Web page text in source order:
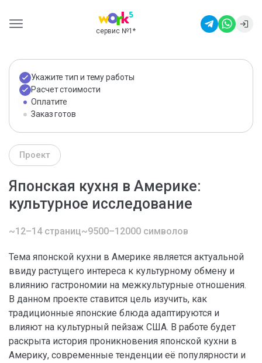
сервис №1 *
Укажите тип и тему работы
Расчет стоимости
Оплатите
Заказ готов
Проект
Японская кухня в Америке:
культурное исследование
~12–14 страниц~9500–12000 символов
Тема японской кухни в Америке является актуальной
ввиду растущего интереса к культурному обмену и
влиянию гастрономии на межкультурные отношения.
В данном проекте ставится цель изучить, как
традиционные японские блюда адаптируются и
влияют на культурный пейзаж США. В работе будет
раскрыта история проникновения японской кухни в
Америку, современные тенденции её популярности и